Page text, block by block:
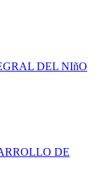
DEL NIñO
DE